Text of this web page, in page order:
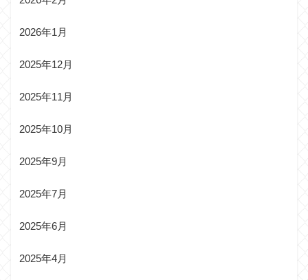
2026年1月
2025年12月
2025年11月
2025年10月
2025年9月
2025年7月
2025年6月
2025年4月